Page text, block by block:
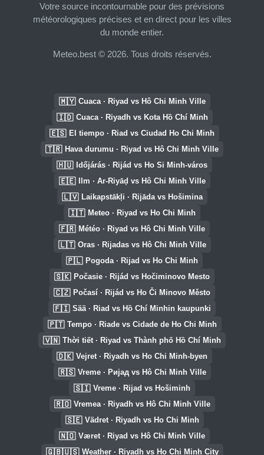
Votre source incontournable pour des prévisions
météorologiques précises et en direct pour les villes
du monde entier.
Meteo.best © 2026. Tous droits réservés.
🇲🇾 Cuaca · Riyad vs Hô Chi Minh Ville
🇮🇩 Cuaca · Riyadh vs Kota Hồ Chí Minh
🇪🇸 El tiempo · Riad vs Ciudad Ho Chi Minh
🇹🇷 Hava durumu · Riyad vs Hô Chi Minh Ville
🇭🇺 Időjárás · Rijád vs Ho Si Minh-város
🇪🇪 Ilm · Ar-Riyāḑ vs Hô Chi Minh Ville
🇱🇻 Laikapstākļi · Rijāda vs Hošimina
🇮🇹 Meteo · Riyad vs Ho Chi Minh
🇫🇷 Météo · Riyad vs Hô Chi Minh Ville
🇱🇹 Oras · Rijadas vs Hô Chi Minh Ville
🇵🇱 Pogoda · Rijad vs Ho Chi Minh
🇸🇰 Počasie · Rijád vs Hočiminovo Mesto
🇨🇿 Počasí · Rijád vs Ho Či Minovo Město
🇫🇮 Sää · Riad vs Hồ Chí Minhin kaupunki
🇵🇹 Tempo · Riade vs Cidade de Ho Chi Minh
🇻🇳 Thời tiết · Riyad vs Thành phố Hồ Chí Minh
🇩🇰 Vejret · Riyadh vs Ho Chi Minh-byen
🇷🇸 Vreme · Ријад vs Hô Chi Minh Ville
🇸🇮 Vreme · Rijad vs Hošiminh
🇷🇴 Vremea · Riyadh vs Hô Chi Minh Ville
🇸🇪 Vädret · Riyadh vs Ho Chi Minh
🇳🇴 Været · Riyad vs Hô Chi Minh Ville
🇬🇧🇺🇸 Weather · Riyadh vs Ho Chi Minh City